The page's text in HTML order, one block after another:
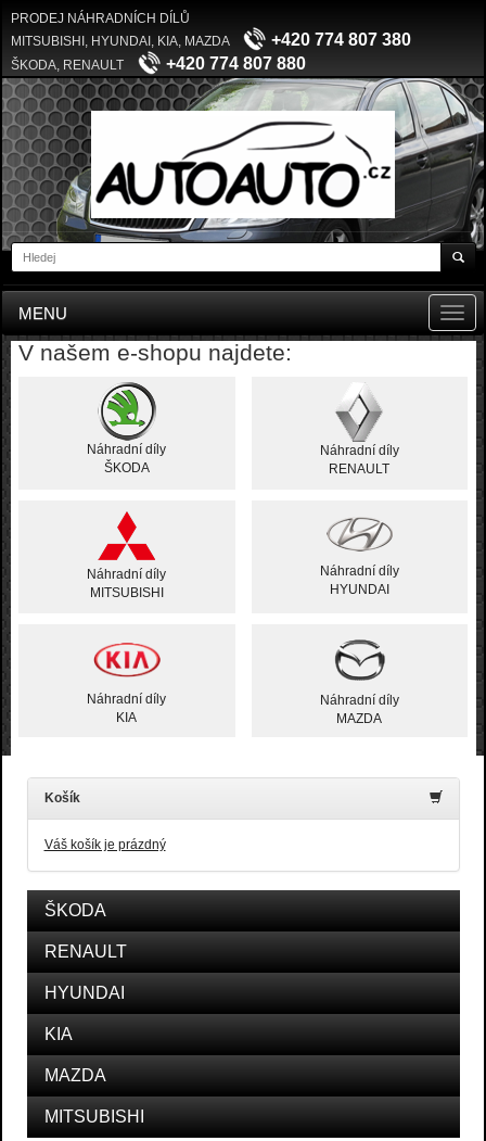
PRODEJ NÁHRADNÍCH DÍLŮ
MITSUBISHI, HYUNDAI, KIA, MAZDA
+420 774 807 380
ŠKODA, RENAULT +420 774 807 880
MENU
V našem e-shopu najdete:
Náhradní díly
ŠKODA
Náhradní díly
RENAULT
Náhradní díly
MITSUBISHI
Náhradní díly
HYUNDAI
Náhradní díly
KIA
Náhradní díly
MAZDA
Košík
Váš košík je prázdný
ŠKODA
RENAULT
HYUNDAI
KIA
MAZDA
MITSUBISHI